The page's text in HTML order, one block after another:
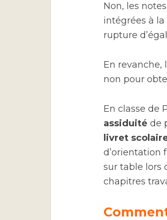
Non, les
intégrées à
rupture
En revanche,
non pour
En classe de
assiduité de
livret
d’orientation
sur table lors
chapitres